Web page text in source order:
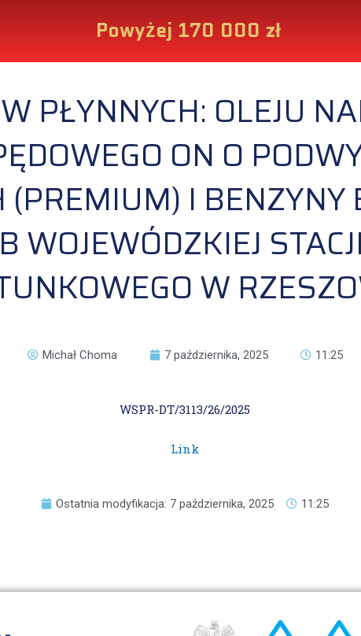
Powyżej 170 000 zł
PŁYNNYCH: OLEJU
ON O
(PREMIUM) I BENZYNY
WOJEWÓDZKIEJ
W
Michał Choma 7 października, 2025 11:25
WSPR-DT/3113/26/2025
Link
Ostatnia modyfikacja: 7 października, 2025 11:25